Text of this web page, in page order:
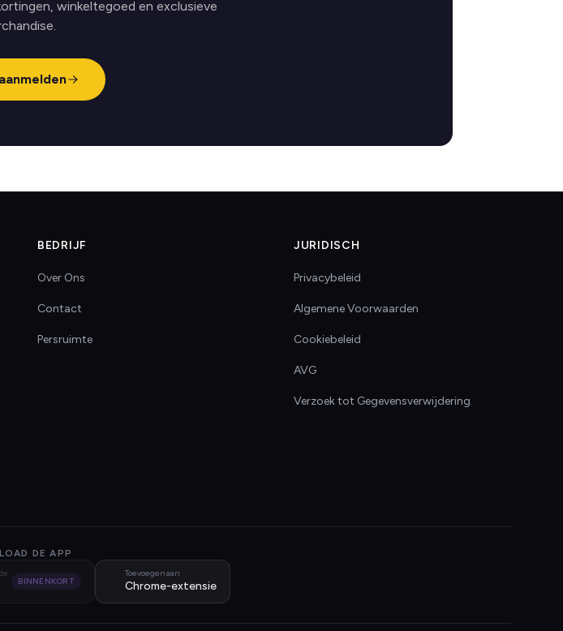
winkeltegoed en exclusieve
BEDRIJF
Over Ons
Contact
Persruimte
JURIDISCH
Privacybeleid
Algemene Voorwaarden
Cookiebeleid
AVG
Verzoek tot Gegevensverwijdering
DE APP
BINNENKORT
Toevoegen aan
Chrome-extensie